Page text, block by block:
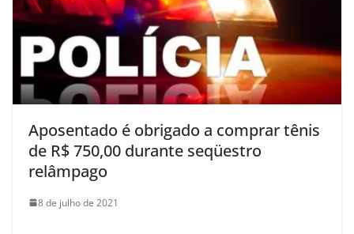
Aposentado é obrigado a comprar tênis
de R$ 750,00 durante seqüestro
relâmpago
8 de julho de 2021